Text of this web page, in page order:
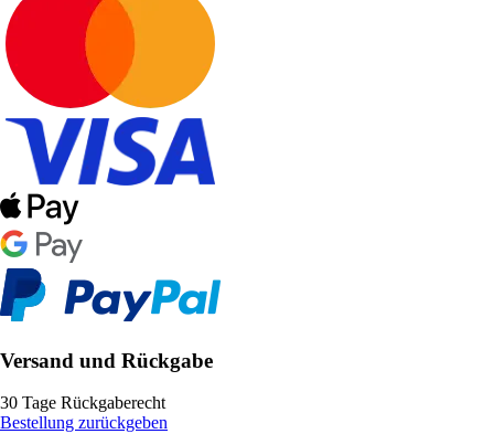
Versand und Rückgabe
30 Tage Rückgaberecht
Bestellung zurückgeben